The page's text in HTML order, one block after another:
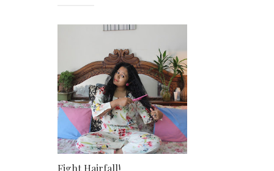
Fight Hairfall!